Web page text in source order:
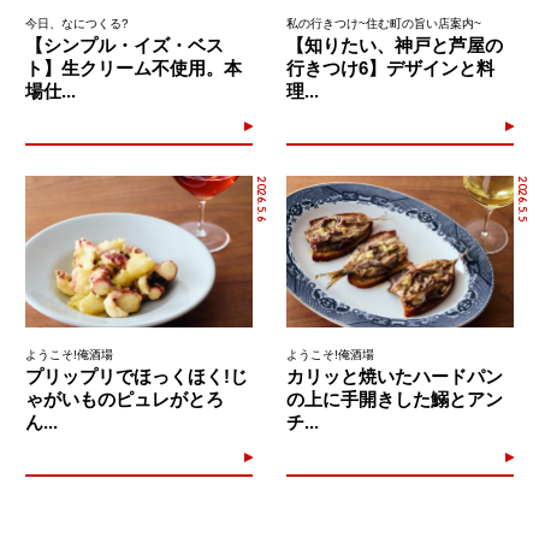
今日、なにつくる?
【シンプル・イズ・ベス
ト】生クリーム不使用。本
場仕...
私の行きつけ~住む町の旨い店案内~
【知りたい、神戸と芦屋の
行きつけ6】デザインと料
理...
2026.5.6
ようこそ!俺酒場
プリップリでほっくほく!じ
ゃがいものピュレがとろ
ん...
2026.5.5
ようこそ!俺酒場
カリッと焼いたハードパン
の上に手開きした鰯とアン
チ...